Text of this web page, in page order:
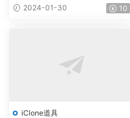
2024-01-30 10
iClone道具